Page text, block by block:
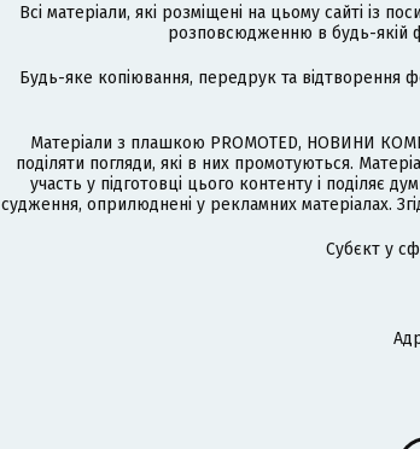
Всі матеріали, які розміщені на цьому сайті із
розповсюдженню в будь-якій
Будь-яке копіювання, передрук та відтворення
Матеріали з плашкою PROMOTED, НОВИНИ
поділяти погляди, які в них промотуються.
участь у підготовці цього контенту і поділяє
судження, оприлюднені у рекламних матеріалах.
Cубєкт у